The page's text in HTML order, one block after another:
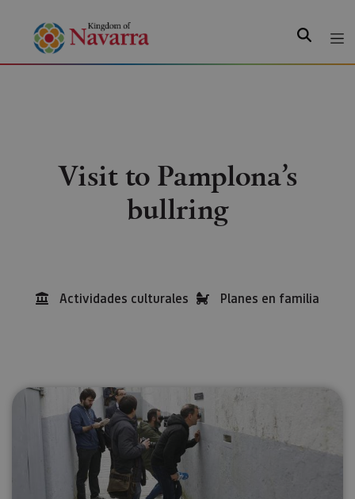
Search
Visit to Pamplona’s
bullring
Actividades culturales Planes en familia